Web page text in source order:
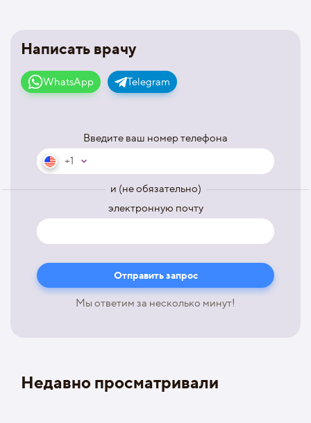
Написать врачу
WhatsApp Telegram
Введите ваш номер телефона
+1
и (не обязательно)
электронную почту
Мы ответим за несколько минут!
Недавно просматривали